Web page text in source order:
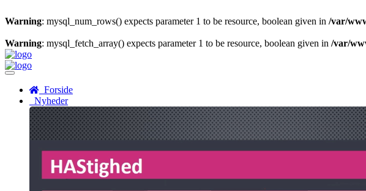
Warning: mysql_num_rows() expects parameter 1 to be resource, boolean given in /var/
Warning: mysql_fetch_array() expects parameter 1 to be resource, boolean given in /var/
Menu
Forside
Nyheder